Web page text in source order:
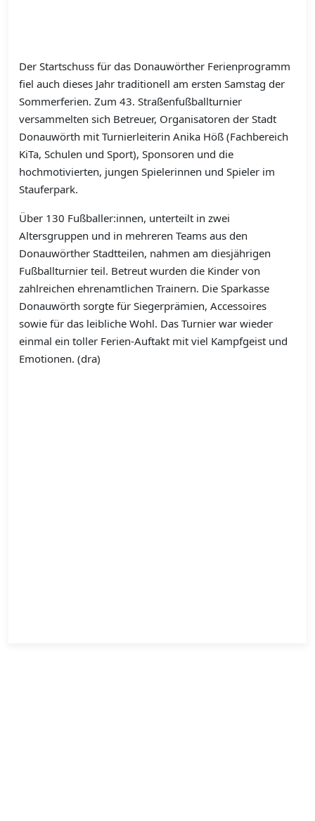
Der Startschuss für das Donauwörther Ferienprogramm
fiel auch dieses Jahr traditionell am ersten Samstag der
Sommerferien. Zum 43. Straßenfußballturnier
versammelten sich Betreuer, Organisatoren der Stadt
Donauwörth mit Turnierleiterin Anika Höß (Fachbereich
KiTa, Schulen und Sport), Sponsoren und die
hochmotivierten, jungen Spielerinnen und Spieler im
Stauferpark.
Über 130 Fußballer:innen, unterteilt in zwei
Altersgruppen und in mehreren Teams aus den
Donauwörther Stadtteilen, nahmen am diesjährigen
Fußballturnier teil. Betreut wurden die Kinder von
zahlreichen ehrenamtlichen Trainern. Die Sparkasse
Donauwörth sorgte für Siegerprämien, Accessoires
sowie für das leibliche Wohl. Das Turnier war wieder
einmal ein toller Ferien-Auftakt mit viel Kampfgeist und
Emotionen. (dra)